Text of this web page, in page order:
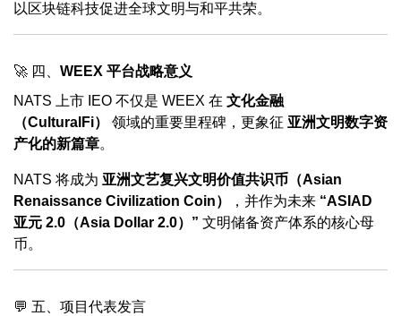
以区块链科技促进全球文明与和平共荣。
🚀 四、 WEEX 平台战略意义
NATS 上市 IEO 不仅是 WEEX 在 文化金融
（CulturalFi）
领域的重要里程碑，更象征 亚洲文明数字资
产化的新篇章。
NATS 将成为 亚洲文艺复兴文明价值共识币（Asian
Renaissance Civilization Coin）
，并作为未来 “ASIAD
亚元 2.0（Asia Dollar 2.0）” 文明储备资产体系的核心母
币。
💬 五、项目代表发言